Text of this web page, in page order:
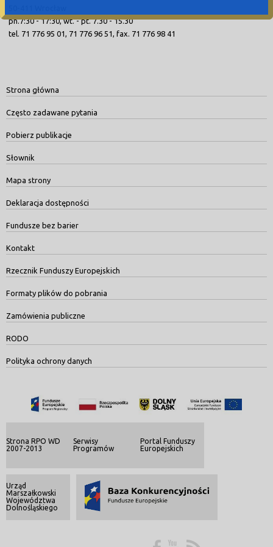
pn.7:30 - 17:30, wt. - pt. 7.30 - 15.30
tel. 71 776 95 01, 71 776 96 51, fax. 71 776 98 41
Strona główna
Często zadawane pytania
Pobierz publikacje
Słownik
Mapa strony
Deklaracja dostępności
Fundusze bez barier
Kontakt
Rzecznik Funduszy Europejskich
Formaty plików do pobrania
Zamówienia publiczne
RODO
Polityka ochrony danych
Strona RPO WD
2007-2013
Serwisy
Programów
Portal Funduszy
Europejskich
Urząd
Marszałkowski
Województwa
Dolnośląskiego